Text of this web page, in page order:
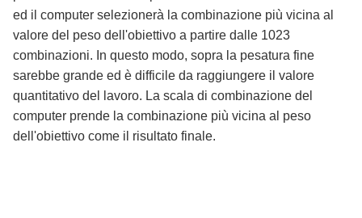
ed il computer selezionerà la combinazione più vicina al
valore del peso dell'obiettivo a partire dalle 1023
combinazioni. In questo modo, sopra la pesatura fine
sarebbe grande ed è difficile da raggiungere il valore
quantitativo del lavoro. La scala di combinazione del
computer prende la combinazione più vicina al peso
dell'obiettivo come il risultato finale.